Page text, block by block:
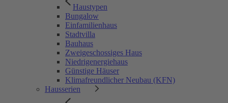
Haustypen
Bungalow
Einfamilienhaus
Stadtvilla
Bauhaus
Zweigeschossiges Haus
Niedrigenergiehaus
Günstige Häuser
Klimafreundlicher Neubau (KFN)
Hausserien